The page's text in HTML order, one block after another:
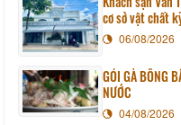
cơ sở vật chất
06/08/2026
GỎI GÀ BÔNG
NƯỚC
04/08/2026